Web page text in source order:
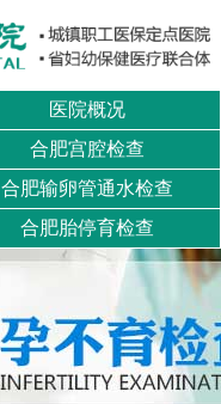
医院概况
合肥宫腔检查
合肥输卵管通水检查
合肥胎停育检查